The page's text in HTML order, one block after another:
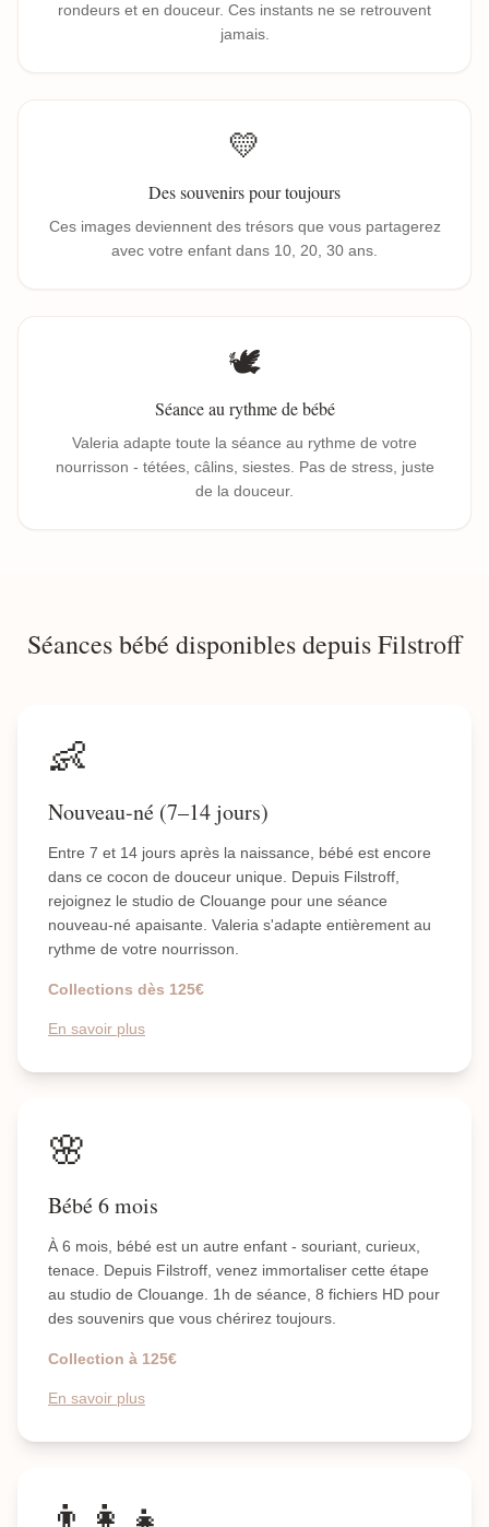
rondeurs et en douceur. Ces instants ne se retrouvent
jamais.
💛
Des souvenirs pour toujours
Ces images deviennent des trésors que vous partagerez
avec votre enfant dans 10, 20, 30 ans.
🕊️
Séance au rythme de bébé
Valeria adapte toute la séance au rythme de votre
nourrisson - tétées, câlins, siestes. Pas de stress, juste
de la douceur.
Séances bébé disponibles depuis Filstroff
👶
Nouveau-né (7–14 jours)
Entre 7 et 14 jours après la naissance, bébé est encore
dans ce cocon de douceur unique. Depuis Filstroff,
rejoignez le studio de Clouange pour une séance
nouveau-né apaisante. Valeria s'adapte entièrement au
rythme de votre nourrisson.
Collections dès 125€
En savoir plus
🌸
Bébé 6 mois
À 6 mois, bébé est un autre enfant - souriant, curieux,
tenace. Depuis Filstroff, venez immortaliser cette étape
au studio de Clouange. 1h de séance, 8 fichiers HD pour
des souvenirs que vous chérirez toujours.
Collection à 125€
En savoir plus